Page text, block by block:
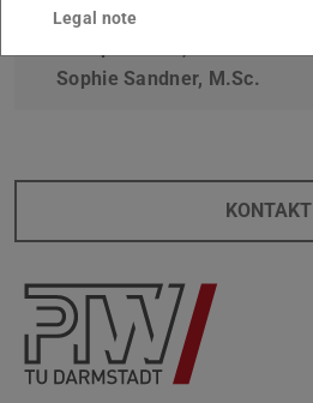
Ihr Kontakt am PTW
Sophie Sandner, M.Sc.
KONTAKT
Legal note